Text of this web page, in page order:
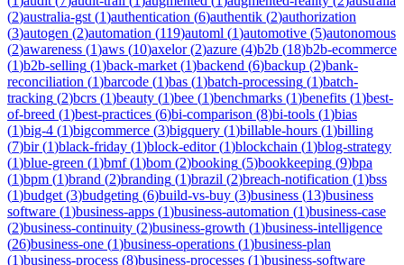
(2)australia-gst (1)authentication (6)authentik (2)authorization
(3)autogen (2)automation (119)automl (1)automotive (5)autonomous
(2)awareness (1)aws (10)axelor(2)azure (4)b2b (18)b2b-ecommerce
(1)b2b-selling (1)back-market (1)backend (6)backup (2)bank-
reconciliation (1)barcode (1)bas (1)batch-processing (1)batch-
tracking (2)bcrs (1)beauty (1)bee (1)benchmarks (1)benefits (1)best-
of-breed (1)best-practices (6)bi-comparison (8)bi-tools (1)bias
(1)big-4 (1)bigcommerce (3)bigquery (1)billable-hours (1)billing
(7)bir(1)black-friday (1)block-editor(1)blockchain (1)blog-strategy
(1)blue-green (1)bmf(1)bom (2)booking (5)bookkeeping (9)bpa
(1)bpm (1)brand (2)branding (1)brazil (2)breach-notification (1)bss
(1)budget (3)budgeting (6)build-vs-buy (3)business (13)business
software (1)business-apps (1)business-automation (1)business-case
(2)business-continuity (2)business-growth (1)business-intelligence
(26)business-one (1)business-operations (1)business-plan
(1)business-process (8)business-processes (1)business-software